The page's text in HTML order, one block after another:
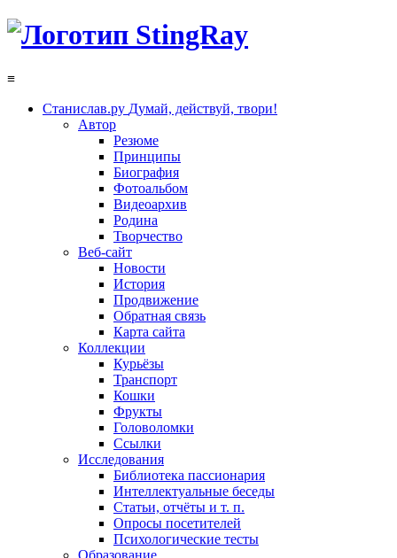
≡
Станислав.ру Думай, действуй, твори!
Автор
Резюме
Принципы
Биография
Фотоальбом
Видеоархив
Родина
Творчество
Веб-сайт
Новости
История
Продвижение
Обратная связь
Карта сайта
Коллекции
Курьёзы
Транспорт
Кошки
Фрукты
Головоломки
Ссылки
Исследования
Библиотека пассионария
Интеллектуальные беседы
Статьи, отчёты и т. п.
Опросы посетителей
Психологические тесты
Образование